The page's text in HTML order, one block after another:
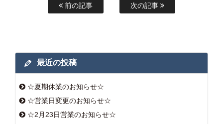
前の記事 次の記事
最近の投稿
☆夏期休業のお知らせ☆
☆営業日変更のお知らせ☆
☆2月23日営業のお知らせ☆